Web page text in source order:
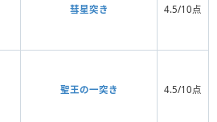
彗星突き 4.5/10点
聖王の一突き 4.5/10点